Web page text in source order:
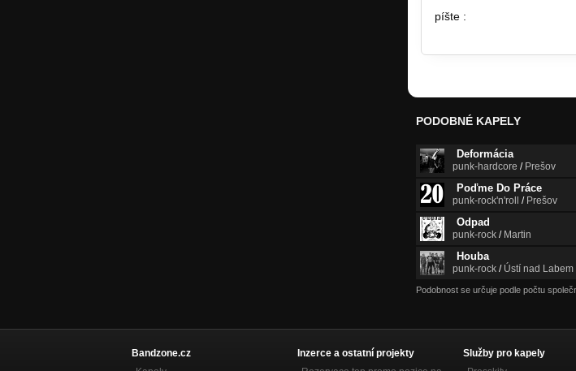
píšte :
PODOBNÉ KAPELY
Deformácia
punk-hardcore / Prešov
Poďme Do Práce
punk-rock'n'roll / Prešov
Odpad
punk-rock / Martin
Houba
punk-rock / Ústí nad Labem
Podobnost se určuje podle počtu
Bandzone.cz
Inzerce a ostatní projekty
Služby pro kapely